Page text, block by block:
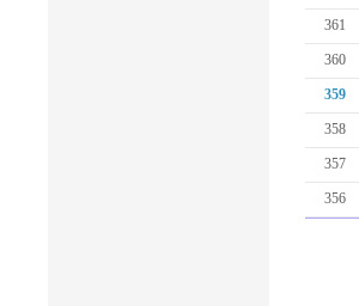
361
360
359
358
357
356